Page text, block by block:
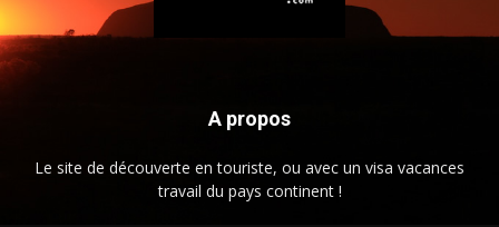
A propos
Le site de découverte en touriste, ou avec un visa vacances
travail du pays continent !